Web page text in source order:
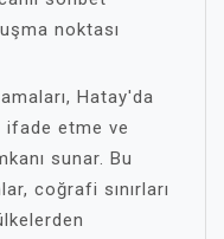
noktası
Hatay'da
ifade etme ve
sunar. Bu
coğrafi sınırları